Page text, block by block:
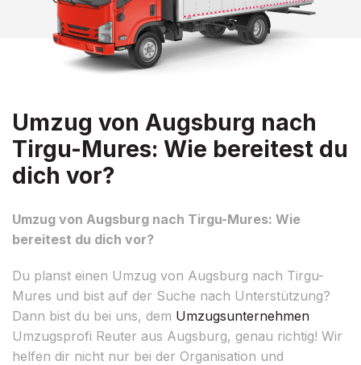
Umzug von Augsburg nach
Tirgu-Mures: Wie bereitest du
dich vor?
Umzug von Augsburg nach Tirgu-Mures: Wie
bereitest du dich vor?
Du planst einen Umzug von Augsburg nach Tirgu-
Mures und bist auf der Suche nach Unterstützung?
Dann bist du bei uns, dem Umzugsunternehmen
Umzugsprofi Reuter aus Augsburg, genau richtig! Wir
helfen dir nicht nur bei der Organisation und